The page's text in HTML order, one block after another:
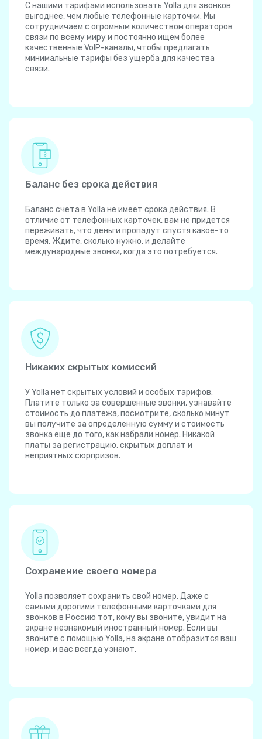
С нашими тарифами использовать Yolla для звонков
выгоднее, чем любые телефонные карточки. Мы
сотрудничаем с огромным количеством операторов
связи по всему миру и постоянно ищем более
качественные VoIP-каналы, чтобы предлагать
минимальные тарифы без ущерба для качества
связи.
Баланс без срока действия
Баланс счета в Yolla не имеет срока действия. В
отличие от телефонных карточек, вам не придется
переживать, что деньги пропадут спустя какое-то
время. Ждите, сколько нужно, и делайте
международные звонки, когда это потребуется.
Никаких скрытых комиссий
У Yolla нет скрытых условий и особых тарифов.
Платите только за совершенные звонки, узнавайте
стоимость до платежа, посмотрите, сколько минут
вы получите за определенную сумму и стоимость
звонка еще до того, как набрали номер. Никакой
платы за регистрацию, скрытых доплат и
неприятных сюрпризов.
Сохранение своего номера
Yolla позволяет сохранить свой номер. Даже с
самыми дорогими телефонными карточками для
звонков в Россию тот, кому вы звоните, увидит на
экране незнакомый иностранный номер. Если вы
звоните с помощью Yolla, на экране отобразится ваш
номер, и вас всегда узнают.